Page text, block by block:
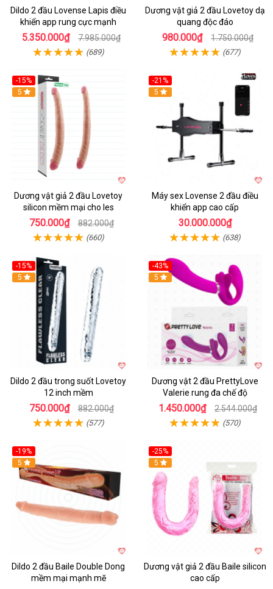
Dildo 2 đầu Lovense Lapis điều
khiển app rung cực mạnh
5.350.000₫ 7.985.000₫
(689)
Dương vật giả 2 đầu Lovetoy dạ
quang độc đáo
980.000₫ 1.750.000₫
(677)
-15%
Hot
5
Dương vật giả 2 đầu Lovetoy
silicon mềm mại cho les
750.000₫ 882.000₫
(660)
-21%
Hot
5
Máy sex Lovense 2 đầu điều
khiển app cao cấp
30.000.000₫
(638)
-15%
5
Dildo 2 đầu trong suốt Lovetoy
12 inch mềm
750.000₫ 882.000₫
(577)
-43%
5
Dương vật 2 đầu PrettyLove
Valerie rung đa chế độ
1.450.000₫ 2.544.000₫
(570)
-19%
Hot
5
Dildo 2 đầu Baile Double Dong
mềm mại mạnh mẽ
-25%
5
Dương vật giả 2 đầu Baile silicon
cao cấp